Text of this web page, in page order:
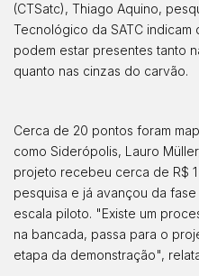
(CTSatc), Thiago Aquino,
Tecnológico da SATC
podem estar presentes tanto
quanto nas cinzas do carvão.
Cerca de 20 pontos foram
como Siderópolis, Lauro
projeto recebeu cerca de R$
pesquisa e já avançou da
escala piloto. "Existe um
na bancada, passa para o
etapa da demonstração",